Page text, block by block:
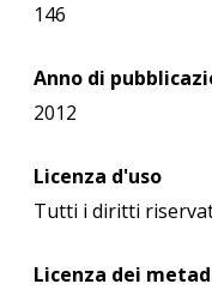
146
Anno di
2012
Licenza d'uso
Tutti i diritti
Licenza dei